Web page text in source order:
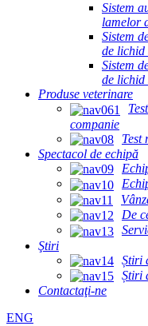
Sistem
lamelor
Sistem
de lichid
Sistem
de lichid
Produse veterinare
companie
Test
Spectacol de echipă
De
Ştiri
Știri
Știri
Contactaţi-ne
ENG